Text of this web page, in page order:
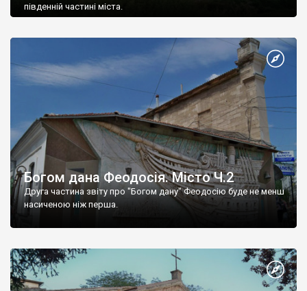
південній частині міста.
Богом дана Феодосія. Місто Ч.2
Друга частина звіту про "Богом дану" Феодосію буде не менш
насиченою ніж перша.